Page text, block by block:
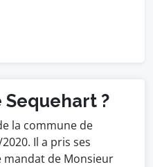
Sequehart ?
la commune de
Il a pris ses
mandat de Monsieur